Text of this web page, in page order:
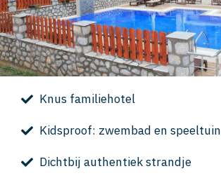
Knus familiehotel
Kidsproof: zwembad en speeltuin
Dichtbij authentiek strandje